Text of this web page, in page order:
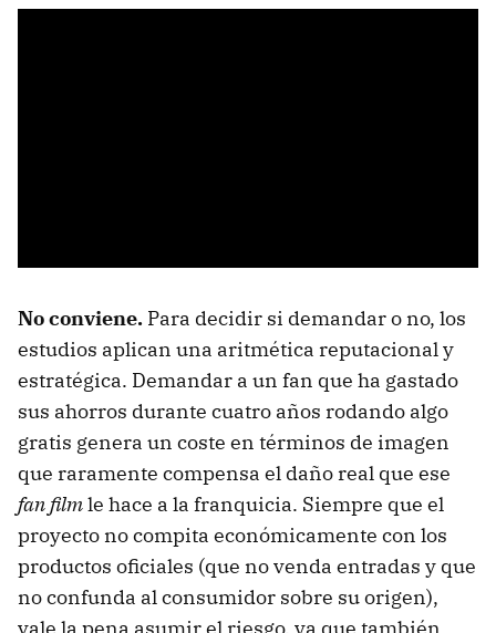
No conviene. Para decidir si demandar o no, los
estudios aplican una aritmética reputacional y
estratégica. Demandar a un fan que ha gastado
sus ahorros durante cuatro años rodando algo
gratis genera un coste en términos de imagen
que raramente compensa el daño real que ese
fan filmle hace a la franquicia. Siempre que el
proyecto no compita económicamente con los
productos oficiales (que no venda entradas y que
no confunda al consumidor sobre su origen),